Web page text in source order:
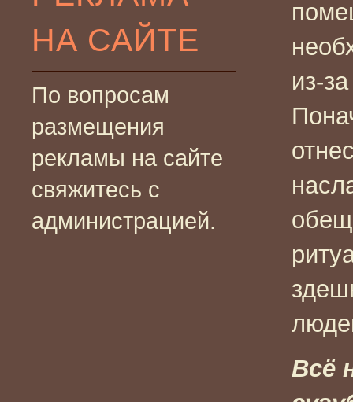
НА САЙТЕ
По вопросам
размещения
рекламы на сайте
свяжитесь с
администрацией.
из-
Всё